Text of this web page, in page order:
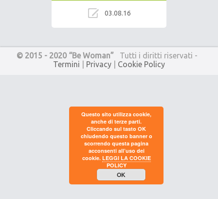
03.08.16
© 2015 - 2020 “Be Woman” Tutti i diritti riservati -
Termini
Privacy Cookie Policy
Questo sito utilizza cookie,
anche di terze parti.
Cliccando sul tasto OK
chiudendo questo banner o
scorrendo questa pagina
acconsenti all’uso dei
cookie. LEGGI LA COOKIE
POLICY
OK